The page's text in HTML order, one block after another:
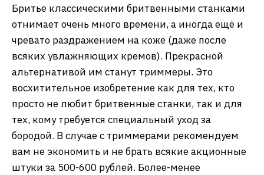
Бритье классическими бритвенными станками
отнимает очень много времени, а иногда ещё и
чревато раздражением на коже (даже после
всяких увлажняющих кремов). Прекрасной
альтернативой им станут триммеры. Это
восхитительное изобретение как для тех, кто
просто не любит бритвенные станки, так и для
тех, кому требуется специальный уход за
бородой. В случае с триммерами рекомендуем
вам не экономить и не брать всякие акционные
штуки за 500-600 рублей. Более-менее